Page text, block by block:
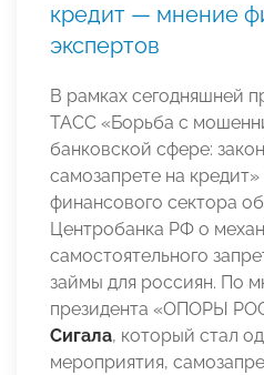
кредит — мнение
экспертов
В рамках сегодняшней
ТАСС «Борьба с
банковской сфере:
самозапрете на
финансового сектора
Центробанка РФ о
самостоятельного
займы для россиян. По
президента «ОПОРЫ
Сигала, который стал
мероприятия,